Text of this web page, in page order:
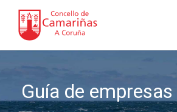
Guía de empresas